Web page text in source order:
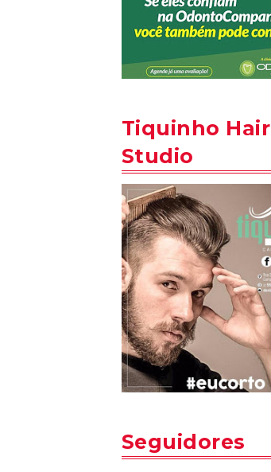
Tiquinho Hair
Studio
Seguidores